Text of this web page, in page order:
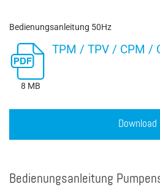
Bedienungsanleitung 50Hz
8 MB
TPM / TPV / CPM /
Download
Bedienungsanleitung